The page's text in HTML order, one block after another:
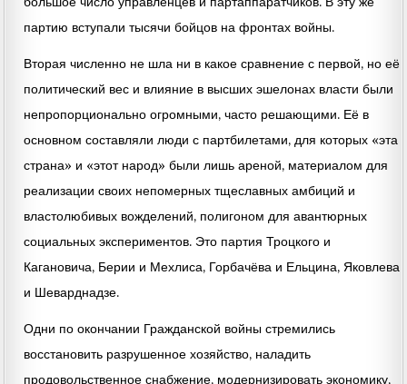
партию вступали тысячи бойцов на фронтах войны.
Вторая численно не шла ни в какое сравнение с первой, но её
политический вес и влияние в высших эшелонах власти были
непропорционально огромными, часто решающими. Её в
основном составляли люди с партбилетами, для которых «эта
страна» и «этот народ» были лишь ареной, материалом для
реализации своих непомерных тщеславных амбиций и
властолюбивых вожделений, полигоном для авантюрных
социальных экспериментов. Это партия Троцкого и
Кагановича, Берии и Мехлиса, Горбачёва и Ельцина, Яковлева
и Шеварднадзе.
Одни по окончании Гражданской войны стремились
восстановить разрушенное хозяйство, наладить
продовольственное снабжение, модернизировать экономику,